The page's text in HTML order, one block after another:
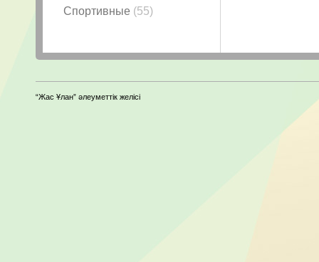
Спортивные (55)
“Жас Ұлан” әлеуметтік желісі